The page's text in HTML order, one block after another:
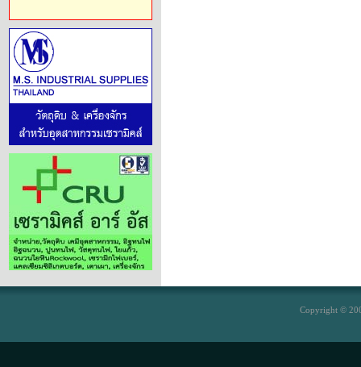
Copyright ©